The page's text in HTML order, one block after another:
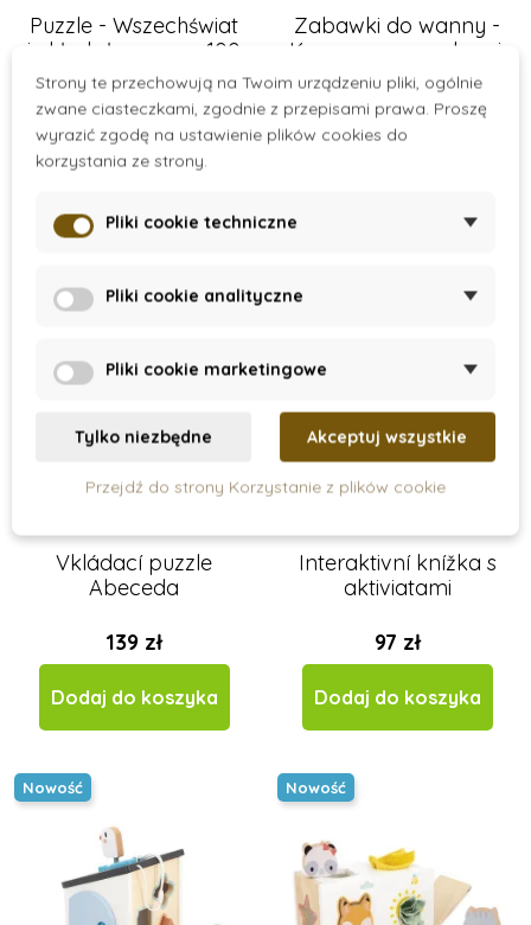
Puzzle - Wszechświat
i układ słoneczny, 100
el.
102 zł
Dodaj do koszyka
Zabawki do wanny -
Kosz z przyssawkami,
3 piłeczki
64 zł
Vkládací puzzle
Abeceda
139 zł
Dodaj do koszyka
Interaktivní knížka s
aktiviatami
97 zł
Dodaj do koszyka
Nowość Nowość
Strony te przechowują na Twoim urządzeniu pliki, ogólnie
zwane ciasteczkami, zgodnie z przepisami prawa. Proszę
wyrazić zgodę na ustawienie plików cookies do
korzystania ze strony.
Pliki cookie techniczne
Pliki cookie analityczne
Pliki cookie marketingowe
Tylko niezbędne Akceptuj wszystkie
Przejdź do strony Korzystanie z plików cookie